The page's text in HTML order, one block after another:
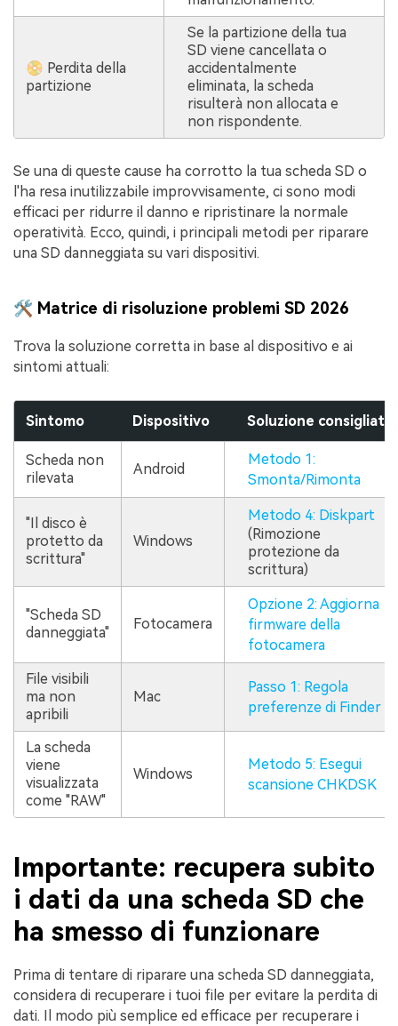
📀 Perdita della
partizione
Se la partizione della tua
SD viene cancellata o
accidentalmente
eliminata, la scheda
risulterà non allocata e
non rispondente.
Se una di queste cause ha corrotto la tua scheda SD o
l'ha resa inutilizzabile improvvisamente, ci sono modi
efficaci per ridurre il danno e ripristinare la normale
operatività. Ecco, quindi, i principali metodi per riparare
una SD danneggiata su vari dispositivi.
🛠️ Matrice di risoluzione problemi SD 2026
Trova la soluzione corretta in base al dispositivo e ai
sintomi attuali:
Sintomo Dispositivo Soluzione consigliata
Scheda non
rilevata
Android
Metodo 1:
Smonta/Rimonta
"Il disco è
protetto da
scrittura"
Windows
Metodo 4: Diskpart
(Rimozione
protezione da
scrittura)
"Scheda SD
danneggiata"
Fotocamera
Opzione 2: Aggiorna
firmware della
fotocamera
File visibili
ma non
apribili
Mac
Passo 1: Regola
preferenze di Finder
La scheda
viene
visualizzata
come "RAW"
Windows
Metodo 5: Esegui
scansione CHKDSK
Importante: recupera subito
i dati da una scheda SD che
ha smesso di funzionare
Prima di tentare di riparare una scheda SD danneggiata,
considera di recuperare i tuoi file per evitare la perdita di
dati. Il modo più semplice ed efficace per recuperare i